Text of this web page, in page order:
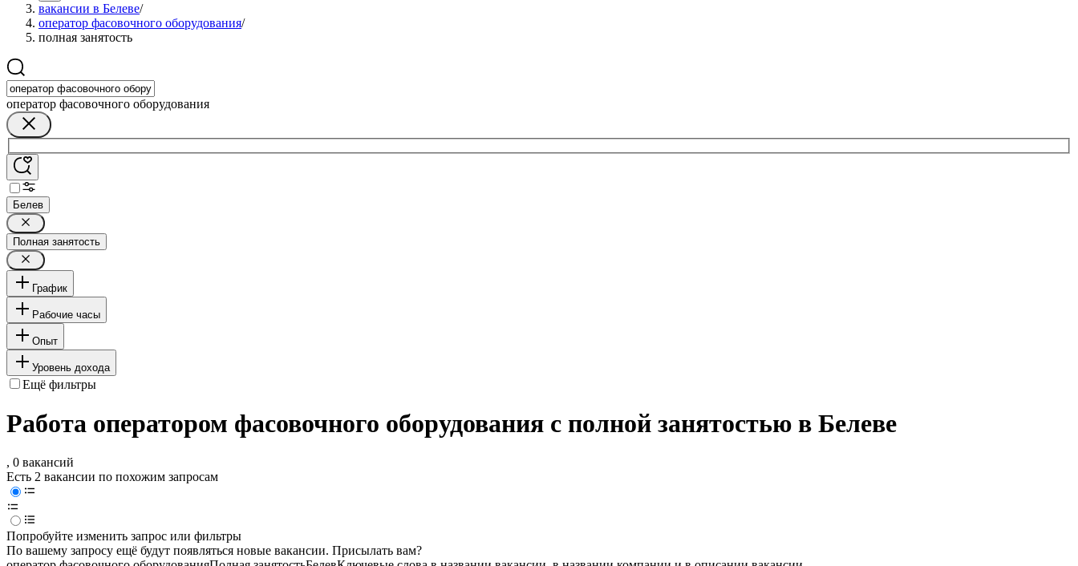
вакансии в Белеве/
оператор фасовочного оборудования/
полная занятость
оператор фасовочного оборудования
Белев
Полная занятость
График
Рабочие часы
Опыт
Уровень дохода
Ещё фильтры
Работа оператором фасовочного оборудования с полной занятостью в Белеве
, 0 вакансий
Есть 2 вакансии по похожим запросам
Попробуйте изменить запрос или фильтры
По вашему запросу ещё будут появляться новые вакансии. Присылать вам?